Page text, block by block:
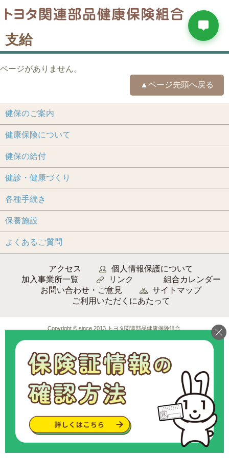
支給
ページがありません。
▲ページ先頭へ戻る
健保のご案内
健康保険について
健保の給付
健診・健康づくり
各種手続き
保養施設
よくあるご質問
アクセス
個人情報保護について
加入事業所一覧
リンク
組合カレンダー
お問い合わせ・ご意見
サイトマップ
ご利用いただくにあたって
Copyright © since 2013 トヨタ関連部品健康保険組合.